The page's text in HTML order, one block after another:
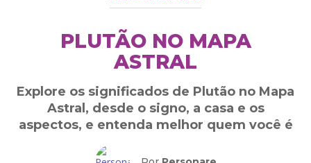
PLUTÃO NO MAPA
ASTRAL
Explore os significados de Plutão no Mapa
Astral, desde o signo, a casa e os
aspectos, e entenda melhor quem você é